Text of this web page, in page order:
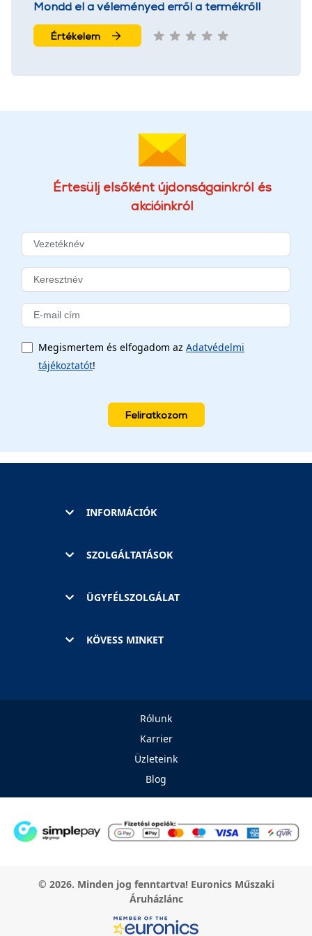
Mondd el a véleményed erről a termékről!
Értékelem
Értesülj elsőként újdonságainkról és
akcióinkról
Megismertem és elfogadom az Adatvédelmi
tájékoztatót!
Feliratkozom
INFORMÁCIÓK
SZOLGÁLTATÁSOK
ÜGYFÉLSZOLGÁLAT
KÖVESS MINKET
Rólunk
Karrier
Üzleteink
Blog
© 2026. Minden jog fenntartva! Euronics Műszaki
Áruházlánc